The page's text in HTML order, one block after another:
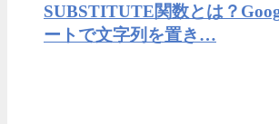
SUBSTITUTE関数とは？
ートで文字列を置き…